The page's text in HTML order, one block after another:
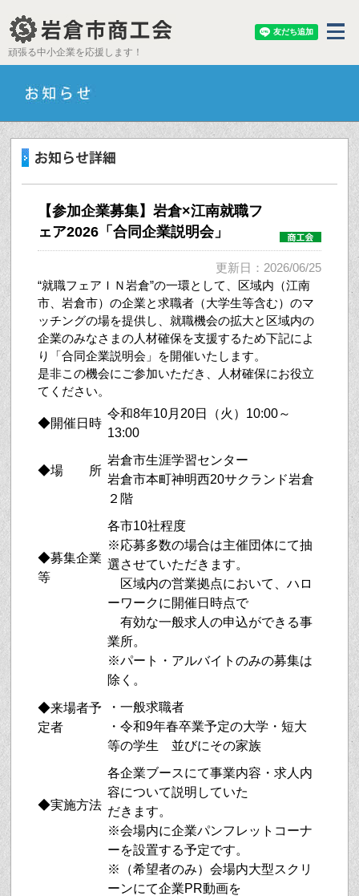
頑張る中小企業を応援します！
【参加企業募集】岩倉×江南就職フ
ェア2026「合同企業説明会」
更新日：2026/06/25
“就職フェアＩＮ岩倉”の一環として、区域内（江南
市、岩倉市）の企業と求職者（大学生等含む）のマ
ッチングの場を提供し、就職機会の拡大と区域内の
企業のみなさまの人材確保を支援するため下記によ
り「合同企業説明会」を開催いたします。
是非この機会にご参加いただき、人材確保にお役立
てください。
◆開催日時
令和8年10月20日（火）10:00～
13:00
◆場 所
岩倉市生涯学習センター
岩倉市本町神明西20サクランド岩倉
２階
◆募集企業
等
各市10社程度
※応募多数の場合は主催団体にて抽
選させていただきます。
区域内の営業拠点において、ハロ
ーワークに開催日時点で
有効な一般求人の申込ができる事
業所。
※パート・アルバイトのみの募集は
除く。
◆来場者予
定者
・一般求職者
・令和9年春卒業予定の大学・短大
等の学生 並びにその家族
◆実施方法
各企業ブースにて事業内容・求人内
容について説明していた
だきます。
※会場内に企業パンフレットコーナ
ーを設置する予定です。
※（希望者のみ）会場内大型スクリ
ーンにて企業PR動画を